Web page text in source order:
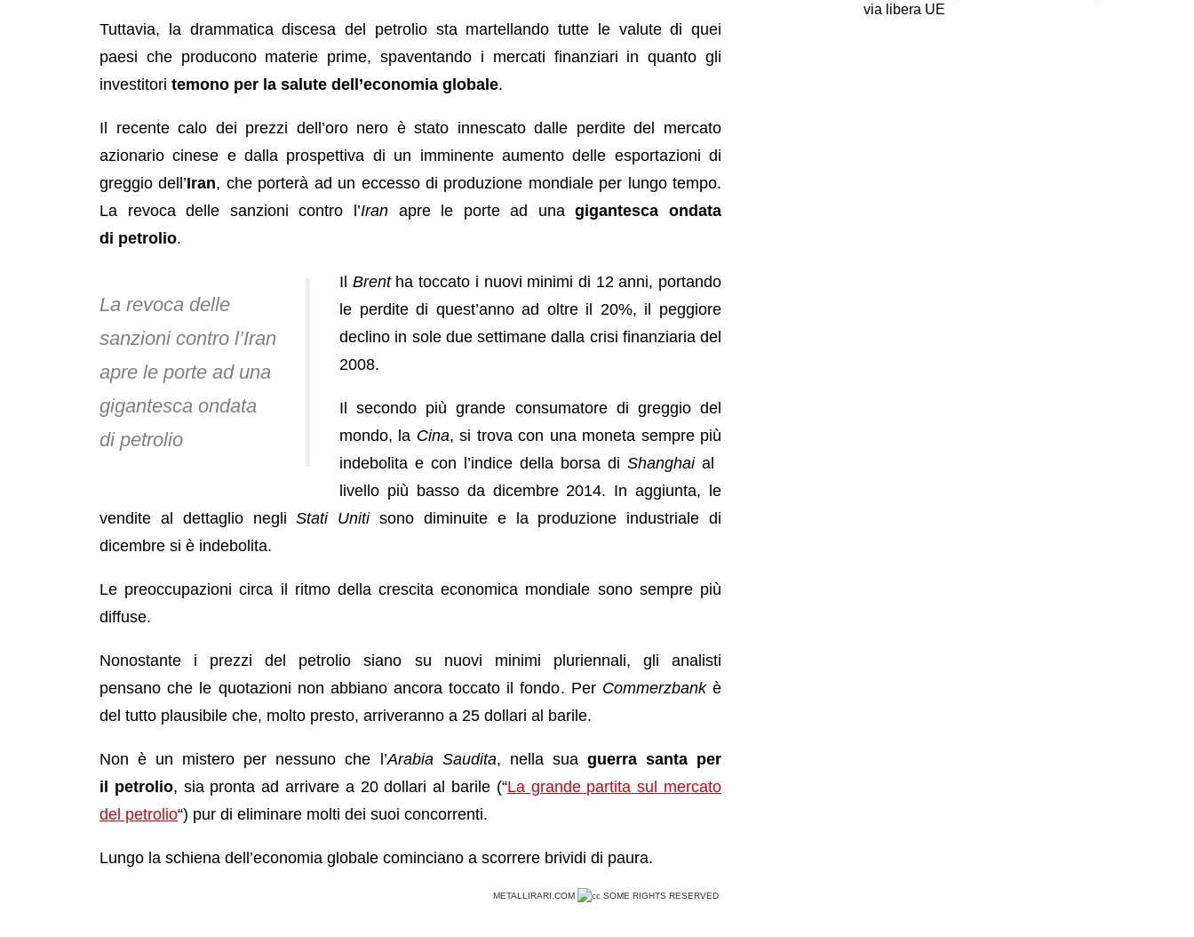
Tuttavia, la drammatica discesa del petrolio sta martellando tutte le valute di quei
paesi che producono materie prime, spaventando i mercati finanziari in quanto gli
investitori temono per la salute dell’economia globale.
Il recente calo dei prezzi dell’oro nero è stato innescato dalle perdite del mercato
azionario cinese e dalla prospettiva di un imminente aumento delle esportazioni di
greggio dell’Iran, che porterà ad un eccesso di produzione mondiale per lungo tempo.
La revoca delle sanzioni contro l’Iranapre le porte ad unagigantesca ondata
di petrolio.
La revoca delle
sanzioni contro l’Iran
apre le porte ad una
gigantesca ondata
di petrolio
Il Brentha toccato i nuovi minimi di 12 anni, portando
le perdite di quest’anno ad oltre il 20%, il peggiore
declino in sole due settimane dalla crisi finanziaria del
2008.
Il secondo più grande consumatore di greggio del
mondo, la Cina, si trova con una moneta sempre più
indebolita e con l’indice della borsa di Shanghaial ​​
livello più basso da dicembre 2014. In aggiunta, le
vendite al dettaglio negliStati Unitisono diminuite e la produzione industriale di
dicembre si è indebolita.
Le preoccupazioni circa il ritmo della crescita economica mondiale sono sempre più
diffuse.
Nonostante i prezzi del petrolio siano su nuovi minimi pluriennali, gli analisti
pensano che le quotazioni non abbiano ancora toccato il fondo. Per Commerzbankè
del tutto plausibile che, molto presto, arriveranno a 25 dollari al barile.
Non è un mistero per nessuno che l’Arabia Saudita, nella sua guerra santa per
il petrolio, sia pronta ad arrivare a 20 dollari al barile (“La grande partita sul mercato
del petrolio“) pur di eliminare molti dei suoi concorrenti.
Lungo la schiena dell’economia globale cominciano a scorrere brividi di paura.
METALLIRARI.COM SOME RIGHTS RESERVED
via libera UE